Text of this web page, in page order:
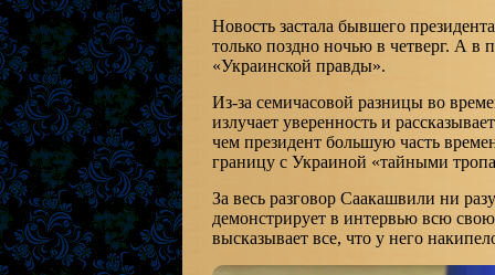
Новость застала бывшего
только поздно ночью в четверг. А в
«Украинской правды».
Из-за семичасовой разницы во
излучает уверенность и
чем президент большую часть
границу с Украиной «тайными
За весь разговор Саакашвили ни
демонстрирует в интервью всю
высказывает все, что у него